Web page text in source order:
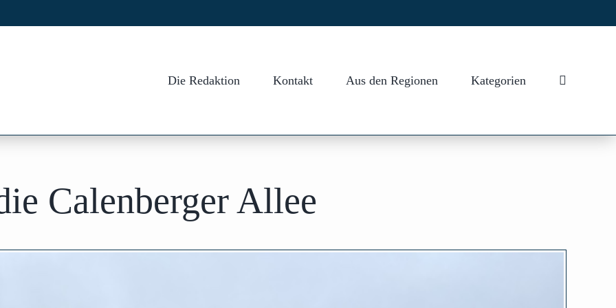
Die Redaktion Kontakt Aus den Regionen Kategorien
Calenberger Allee